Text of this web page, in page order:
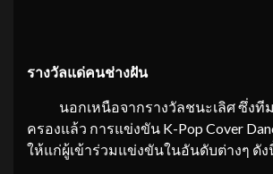
รางวัลแด่คนช่างฝัน
นอกเหนือจากรางวัลชนะเลิศ ซึ่งทีม
ครองแล้ว การแข่งขัน K-Pop Cover
ให้แก่ผู้เข้าร่วมแข่งขันในอันดับต่างๆ ดัง